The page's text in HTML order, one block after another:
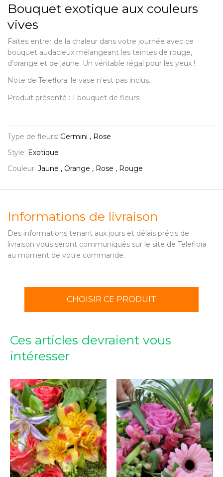
Bouquet exotique aux couleurs
vives
Faites entrer de la chaleur dans votre journée avec ce
bouquet audacieux mélangeant les teintes de rouge,
d’orange et de jaune. Un véritable régal pour les yeux !
Note de Teleflora: le vase n’est pas inclus.
Produit présenté : 1 bouquet de fleurs
Type de fleurs: Germini , Rose
Style: Exotique
Couleur: Jaune , Orange , Rose , Rouge
Informations de livraison
Des informations tenant aux jours et délais précis de
livraison vous seront communiqués sur le site de Teleflora
au moment de votre commande.
CHOISIR CE PRODUIT
Ces articles devraient vous
intéresser